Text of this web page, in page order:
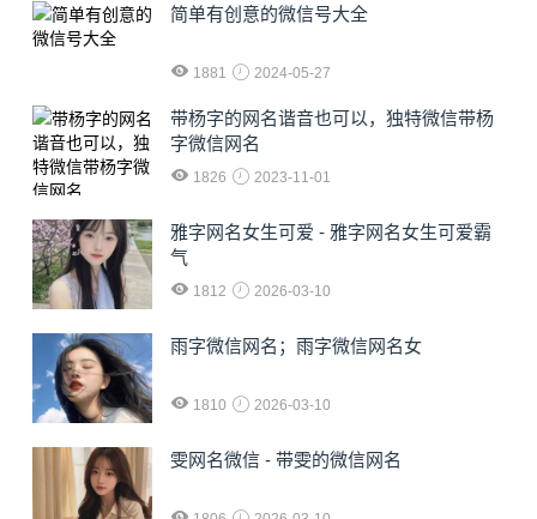
简单有创意的微信号大全
1881 2024-05-27
​带杨字的网名谐音也可以，独特微信带杨
字微信网名
1826 2023-11-01
雅字网名女生可爱 - 雅字网名女生可爱霸
气
1812 2026-03-10
雨字微信网名；雨字微信网名女
1810 2026-03-10
雯网名微信 - 带雯的微信网名